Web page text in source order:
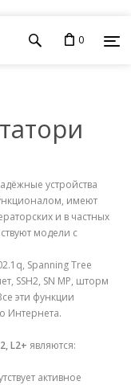
0
устройства
имеют
и в частных
модели с
Spanning Tree
SSH2, SN MP, шторм
эти функции
Интернета.
L2+ являются:
активное